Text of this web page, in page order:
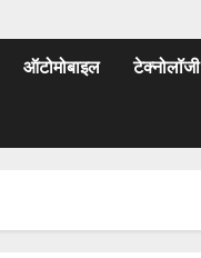
ऑटोमोबाइल टेक्नोलॉजी